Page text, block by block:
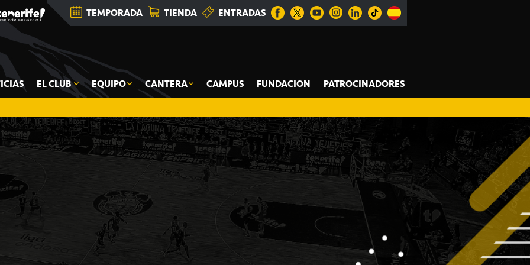
TEMPORADA TIENDA ENTRADAS
EL CLUB EQUIPO CANTERA CAMPUS FUNDACION PATROCINADORES